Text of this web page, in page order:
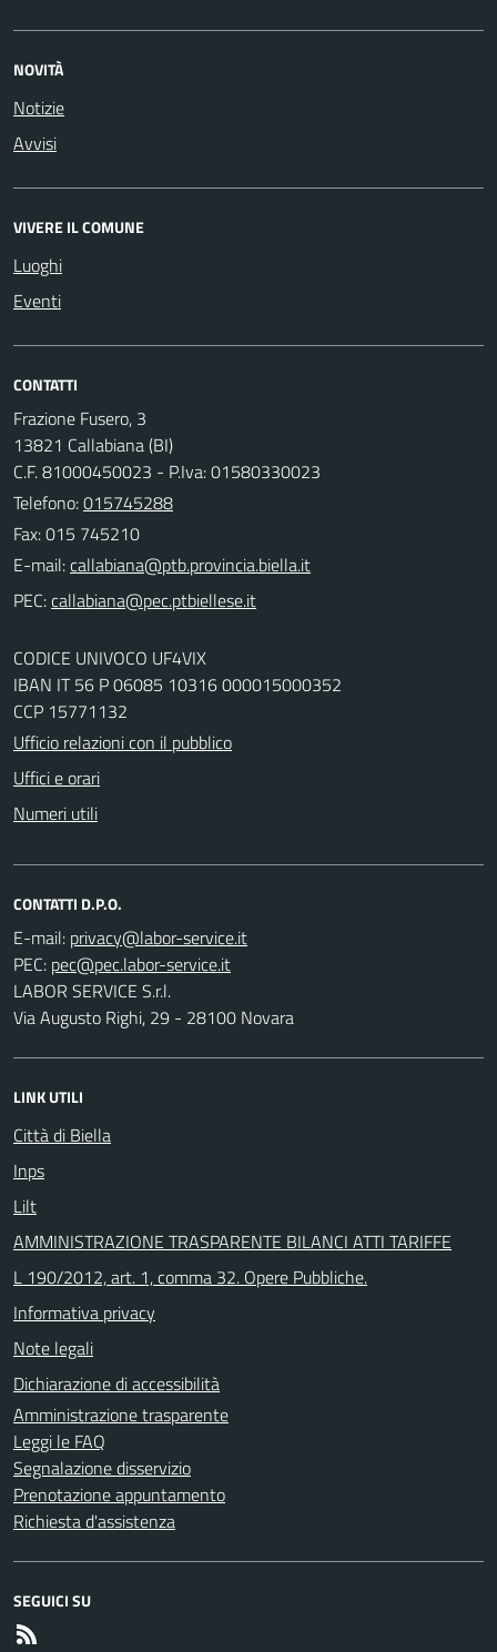
NOVITÀ
Notizie
Avvisi
VIVERE IL COMUNE
Luoghi
Eventi
CONTATTI
Frazione Fusero, 3
13821 Callabiana (BI)
C.F. 81000450023 - P.Iva: 01580330023
Telefono:015745288
Fax: 015 745210
E-mail:
PEC:
CODICE UNIVOCO UF4VIX
IBAN IT 56 P 06085 10316 000015000352
CCP 15771132
Ufficio relazioni con il pubblico
Uffici e orari
Numeri utili
CONTATTI D.P.O.
E-mail:
PEC:
LABOR SERVICE S.r.l.
Via Augusto Righi, 29 - 28100 Novara
LINK UTILI
Città di Biella
Inps
Lilt
AMMINISTRAZIONE TRASPARENTE BILANCI ATTI TARIFFE
L 190/2012, art. 1, comma 32. Opere Pubbliche.
Informativa privacy
Note legali
Dichiarazione di accessibilità
Amministrazione trasparente
Leggi le FAQ
Segnalazione disservizio
Prenotazione appuntamento
Richiesta d'assistenza
SEGUICI SU